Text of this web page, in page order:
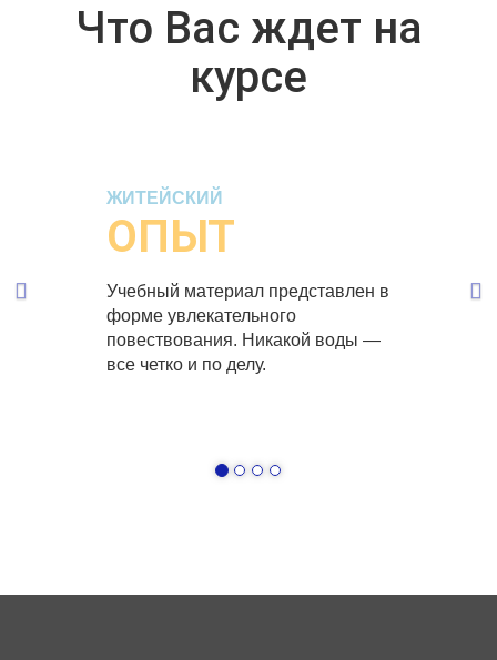
Что Вас ждет на
курсе
ЖИТЕЙСКИЙ
ОПЫТ
Учебный материал представлен в
форме увлекательного
повествования. Никакой воды —
все четко и по делу.